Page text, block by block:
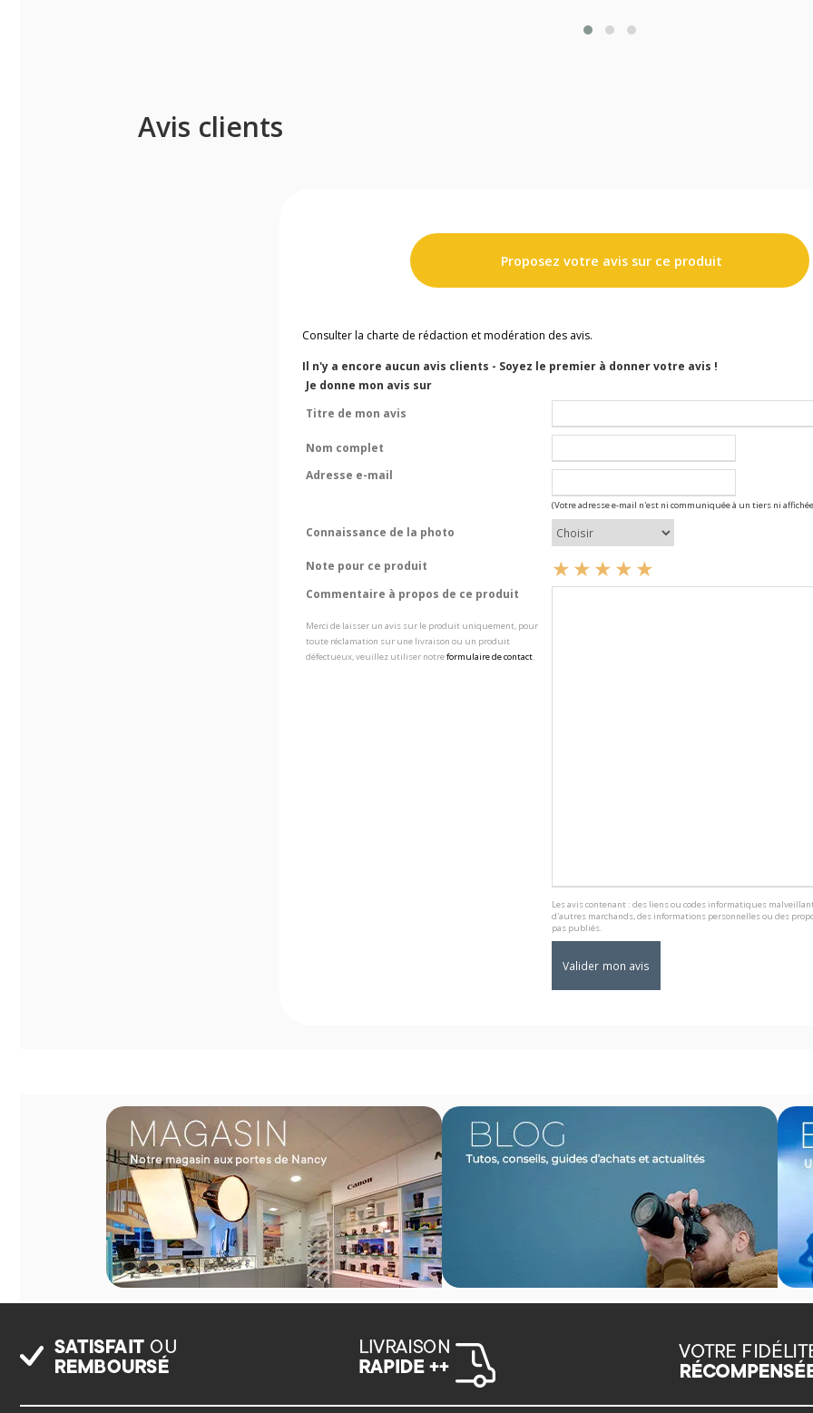
Avis clients
Proposez votre avis sur ce produit
Consulter la charte de rédaction et modération des avis.
Il n'y a encore aucun avis clients - Soyez le premier à donner votre avis !
Je donne mon avis sur
Titre de mon avis
Nom complet
Adresse e-mail
(Votre adresse e-mail n'est ni communiquée à un tiers ni
Connaissance de la photo
Note pour ce produit
Commentaire à propos de ce produit
Merci de laisser un avis sur le produit uniquement, pour
toute réclamation sur une livraison ou un produit
défectueux, veuillez utiliser notreformulaire de contact.
Les avis contenant : des liens ou codes informatiques
d'autres marchands, des informations personnelles ou des
pas publiés.